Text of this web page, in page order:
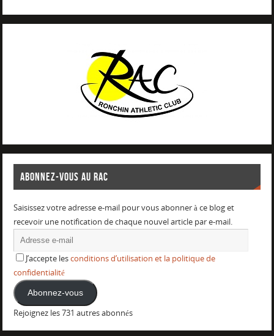
ABONNEZ-VOUS AU RAC
Saisissez votre adresse e-mail pour vous abonner à ce blog et
recevoir une notification de chaque nouvel article par e-mail.
J’accepte lesconditions d’utilisation et la politique de
confidentialité
Abonnez-vous
Rejoignez les 731 autres abonnés